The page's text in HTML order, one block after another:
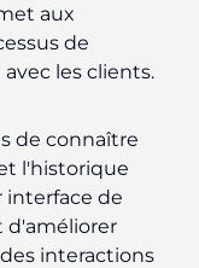
aux
de
les clients.
de connaître
l'historique
interface de
d'améliorer
interactions